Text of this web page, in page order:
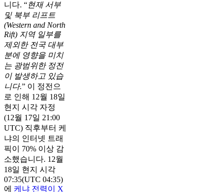
니다. “현재 서부
및 북부 리프트
(Western and North
Rift) 지역 일부를
제외한 전국 대부
분에 영향을 미치
는 광범위한 정전
이 발생하고 있습
니다.” 이 정전으
로 인해 12월 18일
현지 시각 자정
(12월 17일 21:00
UTC) 직후부터 케
냐의 인터넷 트래
픽이 70% 이상 감
소했습니다. 12월
18일 현지 시각
07:35(UTC 04:35)
에 케냐 전력이 X